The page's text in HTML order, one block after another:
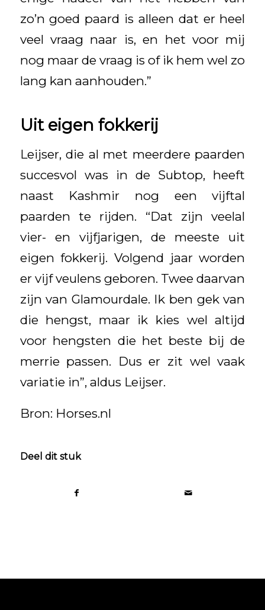
zo’n goed paard is alleen dat er heel
veel vraag naar is, en het voor mij
nog maar de vraag is of ik hem wel zo
lang kan aanhouden.”
Uit eigen fokkerij
Leijser, die al met meerdere paarden
succesvol was in de Subtop, heeft
naast Kashmir nog een vijftal
paarden te rijden. “Dat zijn veelal
vier- en vijfjarigen, de meeste uit
eigen fokkerij. Volgend jaar worden
er vijf veulens geboren. Twee daarvan
zijn van Glamourdale. Ik ben gek van
die hengst, maar ik kies wel altijd
voor hengsten die het beste bij de
merrie passen. Dus er zit wel vaak
variatie in”, aldus Leijser.
Bron: Horses.nl
Deel dit stuk